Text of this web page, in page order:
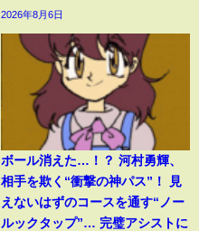
2026年8月6日
ボール消えた…！？ 河村勇輝、
相手を欺く“衝撃の神パス”！ 見
えないはずのコースを通す“ノー
ルックタップ”… 完璧アシストに